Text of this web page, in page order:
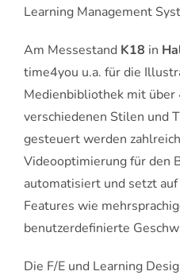
Learning Management
Am Messestand K18 in
time4you u.a. für die
Medienbibliothek mit
verschiedenen Stilen und
gesteuert werden
Videooptimierung für den
automatisiert und setzt
Features wie
benutzerdefinierte
Die F/E und Learning